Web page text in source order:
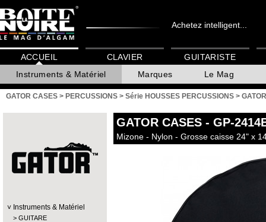
Achetez intelligent...
ACCUEIL
Instruments & Matériel
Marques Le Mag
CLAVIER GUITARISTE
GATOR CASES > PERCUSSIONS > Série HOUSSES PERCUSSIONS >
Instruments & Matériel
GUITARE
GATOR CASES - GP-
Mizone - Nylon - Grosse caisse 24" x